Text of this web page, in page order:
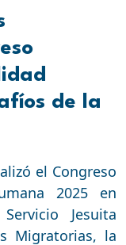
de la
el Congreso
2025 en
Jesuita
Migratorias, la